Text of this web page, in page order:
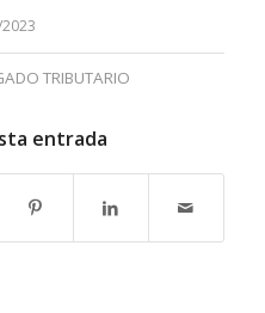
TRIBUTARIO
entrada